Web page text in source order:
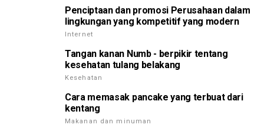
Penciptaan dan promosi Perusahaan dalam
lingkungan yang kompetitif yang modern
Internet
Tangan kanan Numb - berpikir tentang
kesehatan tulang belakang
Kesehatan
Cara memasak pancake yang terbuat dari
kentang
Makanan dan minuman